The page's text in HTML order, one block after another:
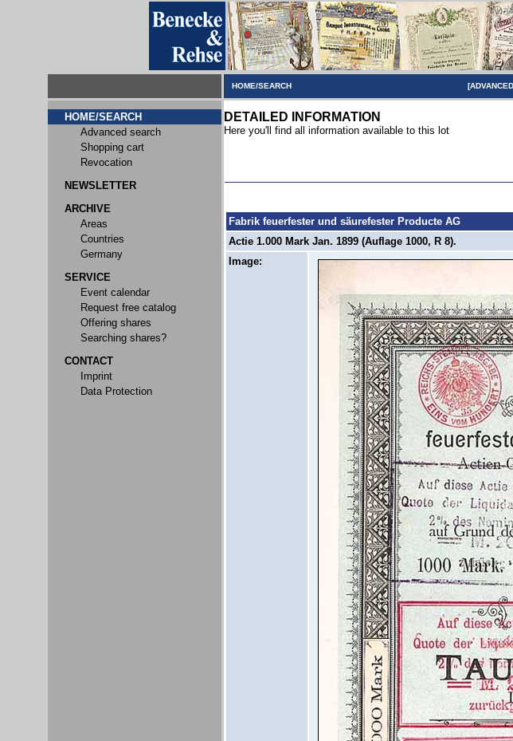
HOME/SEARCH [
HOME/SEARCH
Advanced search
Shopping cart
Revocation
NEWSLETTER
ARCHIVE
Areas
Countries
Germany
SERVICE
Event calendar
Request free catalog
Offering shares
Searching shares?
CONTACT
Imprint
Data Protection
DETAILED INFORMATION
Here you'll find all information available to this lot
Fabrik feuerfester und säurefester Producte AG
Actie 1.000 Mark Jan. 1899 (Auflage 1000, R 8).
Image: